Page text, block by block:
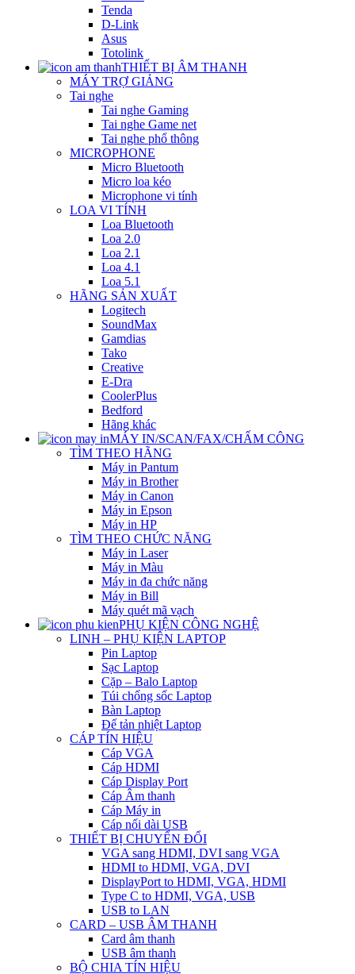
Tenda
D-Link
Asus
Totolink
THIẾT BỊ ÂM THANH
MÁY TRỢ GIẢNG
Tai nghe
Tai nghe Gaming
Tai nghe Game net
Tai nghe phổ thông
MICROPHONE
Micro Bluetooth
Micro loa kéo
Microphone vi tính
LOA VI TÍNH
Loa Bluetooth
Loa 2.0
Loa 2.1
Loa 4.1
Loa 5.1
HÃNG SẢN XUẤT
Logitech
SoundMax
Gamdias
Tako
Creative
E-Dra
CoolerPlus
Bedford
Hãng khác
MÁY IN/SCAN/FAX/CHẤM CÔNG
TÌM THEO HÃNG
Máy in Pantum
Máy in Brother
Máy in Canon
Máy in Epson
Máy in HP
TÌM THEO CHỨC NĂNG
Máy in Laser
Máy in Màu
Máy in đa chức năng
Máy in Bill
Máy quét mã vạch
PHỤ KIỆN CÔNG NGHỆ
LINH – PHỤ KIỆN LAPTOP
Pin Laptop
Sạc Laptop
Cặp – Balo Laptop
Túi chống sốc Laptop
Bàn Laptop
Đế tản nhiệt Laptop
CÁP TÍN HIỆU
Cáp VGA
Cáp HDMI
Cáp Display Port
Cáp Âm thanh
Cáp Máy in
Cáp nối dài USB
THIẾT BỊ CHUYỂN ĐỔI
VGA sang HDMI, DVI sang VGA
HDMI to HDMI, VGA, DVI
DisplayPort to HDMI, VGA, HDMI
Type C to HDMI, VGA, USB
USB to LAN
CARD – USB ÂM THANH
Card âm thanh
USB âm thanh
BỘ CHIA TÍN HIỆU